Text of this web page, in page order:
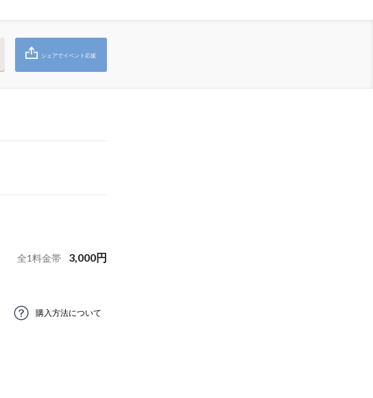
シェアでイベント応援
全1料金帯 3,000円
購入方法について